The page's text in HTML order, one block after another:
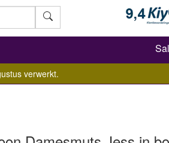
Zoeken
verwerkt.